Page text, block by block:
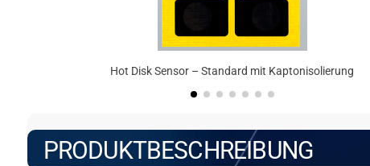
Hot Disk Sensor – Standard mit Kaptonisolierung
PRODUKTBESCHREIBUNG